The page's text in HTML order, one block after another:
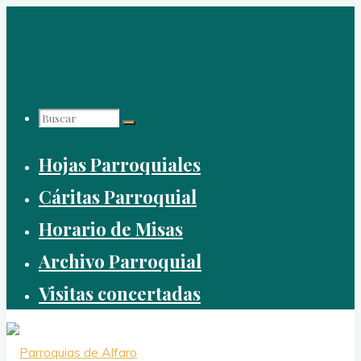
Buscar:
Hojas Parroquiales
Cáritas Parroquial
Horario de Misas
Archivo Parroquial
Visitas concertadas